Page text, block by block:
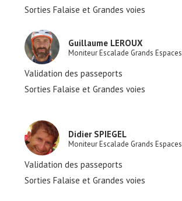
Sorties Falaise et Grandes voies
Guillaume LEROUX
Moniteur Escalade Grands Espaces
Validation des passeports
Sorties Falaise et Grandes voies
Didier SPIEGEL
Moniteur Escalade Grands Espaces
Validation des passeports
Sorties Falaise et Grandes voies